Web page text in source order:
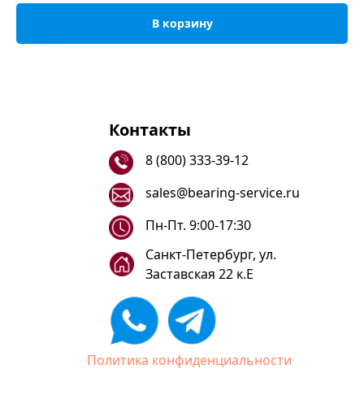
В корзину
Контакты
8 (800) 333-39-12
sales@bearing-service.ru
Санкт-Петербург, ул.
Заставская 22 к.Е
Пн-Пт. 9:00-17:30
Политика конфиденциальности